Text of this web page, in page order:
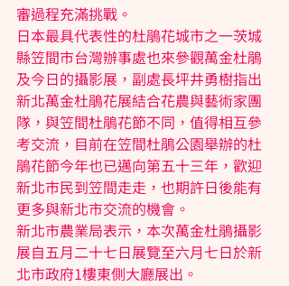
審過程充滿挑戰。
日本最具代表性的杜鵑花城市之一茨城
縣笠間市台灣辦事處也來參觀萬金杜鵑
及今日的攝影展，副處長坪井勇樹指出
新北萬金杜鵑花展結合花農與藝術家團
隊，與笠間杜鵑花節不同，值得相互參
考交流，目前在笠間杜鵑公園舉辦的杜
鵑花節今年也已邁向第五十三年，歡迎
新北市民到笠間走走，也期許日後能有
更多與新北市交流的機會。
新北市農業局表示，本次萬金杜鵑攝影
展自五月二十七日展覽至六月七日於新
北市政府1樓東側大廳展出。